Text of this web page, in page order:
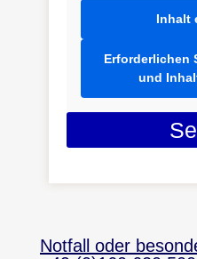
Inhalt
Erforderlichen
und
Notfall oder